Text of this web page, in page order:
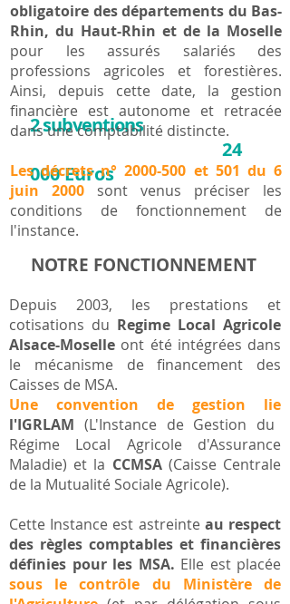
2 subventionsont été versées en
24
000 Euros aux structures
suivantes :
- Association Asept Lorraine en
- Association des MASA
obligatoire des départements du Bas-
Rhin, du Haut-Rhin et de la Moselle
pour les assurés salariés des
professions agricoles et forestières.
Ainsi, depuis cette date, la gestion
financière est autonome et retracée
dans une comptabilité distincte.
Les décrets n° 2000-500 et 501 du 6
juin 2000 sont venus préciser les
conditions de fonctionnement de
l'instance.
NOTRE FONCTIONNEMENT
Depuis 2003, les prestations et
cotisations du Regime Local Agricole
Alsace-Moselle ont été intégrées dans
le mécanisme de financement des
Caisses de MSA.
Une convention de gestion lie
l'IGRLAM (L'Instance de Gestion du
Régime Local Agricole d'Assurance
Maladie) et la CCMSA(Caisse Centrale
de la Mutualité Sociale Agricole).
Cette Instance est astreinte au respect
des règles comptables et financières
définies pour les MSA. Elle est placée
sous lecontrôle du Ministère de